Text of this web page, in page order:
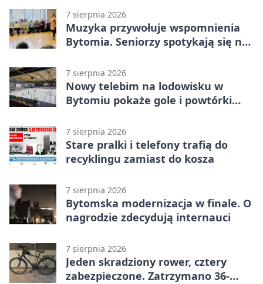
7 sierpnia 2026
Muzyka przywołuje wspomnienia
Bytomia. Seniorzy spotykają się na
7 sierpnia 2026
Nowy telebim na lodowisku w
Bytomiu pokaże gole i powtórki
7 sierpnia 2026
Stare pralki i telefony trafią do
recyklingu zamiast do kosza
7 sierpnia 2026
Bytomska modernizacja w finale. O
nagrodzie zdecydują internauci
7 sierpnia 2026
Jeden skradziony rower, cztery
zabezpieczone. Zatrzymano 36-